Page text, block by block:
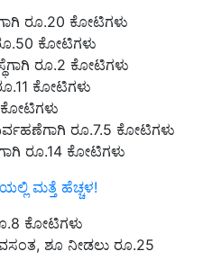
ರೂ.20 ಕೋಟಿಗಳು
ಕೋಟಿಗಳು
ರೂ.2 ಕೋಟಿಗಳು
ಕೋಟಿಗಳು
ರೂ.7.5 ಕೋಟಿಗಳು
ರೂ.14 ಕೋಟಿಗಳು
ಮತ್ತೆ ಹೆಚ್ಚಳ!
ಕೋಟಿಗಳು
ಶೂ ನೀಡಲು ರೂ.25